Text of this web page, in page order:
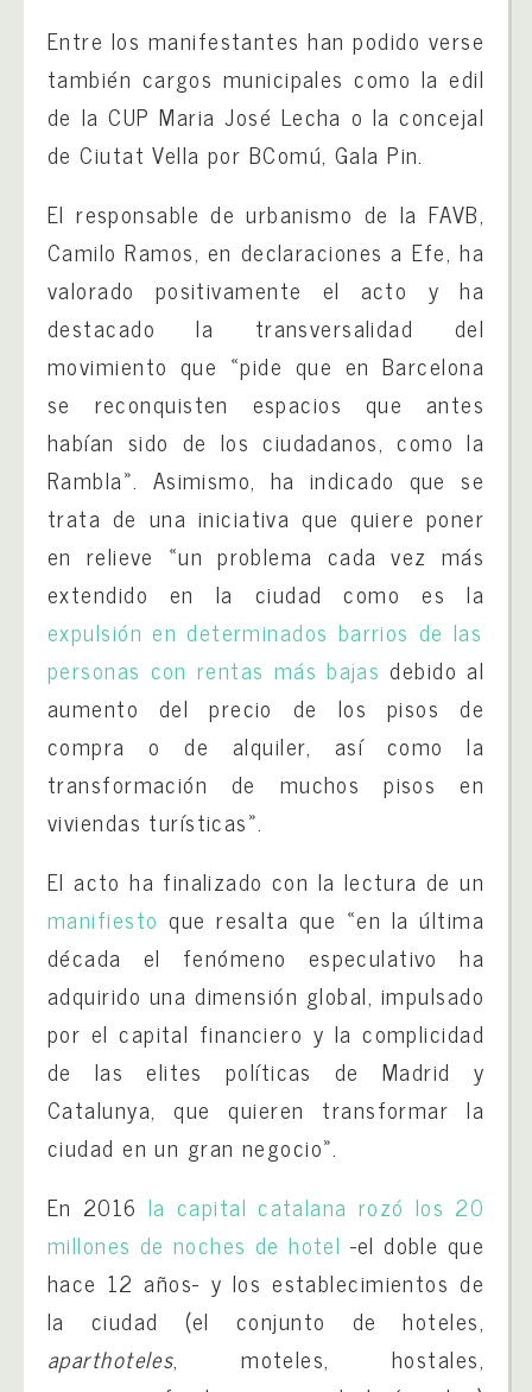
Entre los manifestantes han podido verse
también cargos municipales como la edil
de la CUP Maria José Lecha o la concejal
de Ciutat Vella por BComú, Gala Pin.
El responsable de urbanismo de la FAVB,
Camilo Ramos, en declaraciones a Efe, ha
valorado positivamente el acto y ha
destacado la transversalidad del
movimiento que «pide que en Barcelona
se reconquisten espacios que antes
habían sido de los ciudadanos, como la
Rambla». Asimismo, ha indicado que se
trata de una iniciativa que quiere poner
en relieve «un problema cada vez más
extendido en la ciudad como es la
expulsión en determinados barrios de las
personas con rentas más bajas debido al
aumento del precio de los pisos de
compra o de alquiler, así como la
transformación de muchos pisos en
viviendas turísticas».
El acto ha finalizado con la lectura de un
manifiesto que resalta que «en la última
década el fenómeno especulativo ha
adquirido una dimensión global, impulsado
por el capital financiero y la complicidad
de las elites políticas de Madrid y
Catalunya, que quieren transformar la
ciudad en un gran negocio».
En 2016 la capital catalana rozó los 20
millones de noches de hotel -el doble que
hace 12 años- y los establecimientos de
la ciudad (el conjunto de hoteles,
aparthoteles, moteles, hostales,